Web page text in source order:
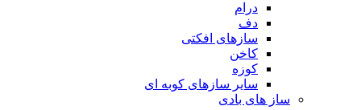
درام
دف
سازهای افکتی
کاخن
کوزه
سایر سازهای کوبه ای
ساز های بادی